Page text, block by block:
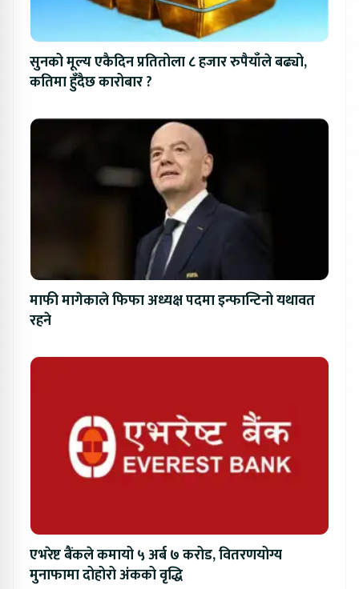
सुनको मूल्य एकैदिन प्रतितोला ८ हजार रुपैयाँले बढ्यो,
कतिमा हुँदैछ कारोबार ?
माफी मागेकाले फिफा अध्यक्ष पदमा इन्फान्टिनो यथावत
रहने
एभरेष्ट बैंकले कमायो ५ अर्ब ७ करोड, वितरणयोग्य
मुनाफामा दोहोरो अंकको वृद्धि